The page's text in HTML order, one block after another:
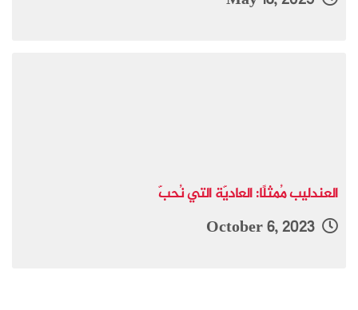
العندليب مُمثلًا: العاديّة التي نُحبّ
October 6, 2023